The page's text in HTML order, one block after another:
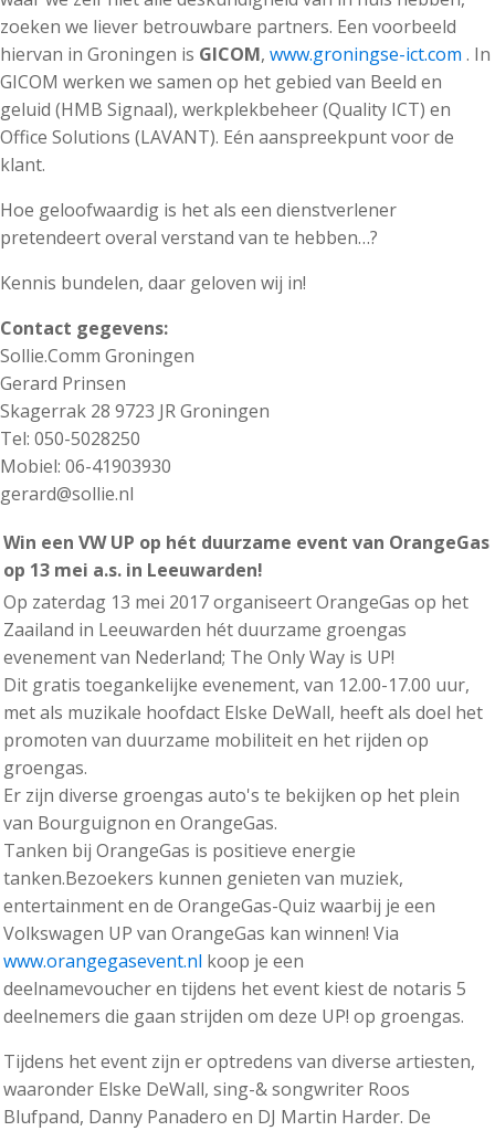
zoeken we liever betrouwbare partners. Een voorbeeld
hiervan in Groningen is GICOM, www.groningse-ict.com . In
GICOM werken we samen op het gebied van Beeld en
geluid (HMB Signaal), werkplekbeheer (Quality ICT) en
Office Solutions (LAVANT). Eén aanspreekpunt voor de
klant.
Hoe geloofwaardig is het als een dienstverlener
pretendeert overal verstand van te hebben…?
Kennis bundelen, daar geloven wij in!
Contact gegevens:
Sollie.Comm Groningen
Gerard Prinsen
Skagerrak 28 9723 JR Groningen
Tel: 050-5028250
Mobiel: 06-41903930
gerard@sollie.nl
Win een VW UP op hét duurzame event van OrangeGas
op 13 mei a.s. in Leeuwarden!
Op zaterdag 13 mei 2017 organiseert OrangeGas op het
Zaailand in Leeuwarden hét duurzame groengas
evenement van Nederland; The Only Way is UP!
Dit gratis toegankelijke evenement, van 12.00-17.00 uur,
met als muzikale hoofdact Elske DeWall, heeft als doel het
promoten van duurzame mobiliteit en het rijden op
groengas.
Er zijn diverse groengas auto's te bekijken op het plein
van Bourguignon en OrangeGas.
Tanken bij OrangeGas is positieve energie
tanken.Bezoekers kunnen genieten van muziek,
entertainment en de OrangeGas-Quiz waarbij je een
Volkswagen UP van OrangeGas kan winnen! Via
www.orangegasevent.nl koop je een
deelnamevoucher en tijdens het event kiest de notaris 5
deelnemers die gaan strijden om deze UP! op groengas.
Tijdens het event zijn er optredens van diverse artiesten,
waaronder Elske DeWall, sing-& songwriter Roos
Blufpand, Danny Panadero en DJ Martin Harder. De